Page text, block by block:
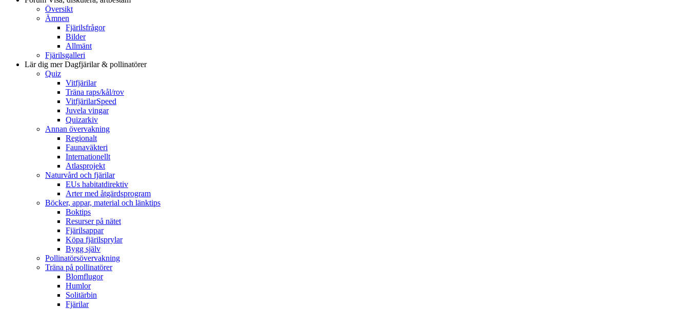
Översikt
Ämnen
Fjärilsfrågor
Bilder
Allmänt
Fjärilsgalleri
Lär dig merDagfjärilar & pollinatörer
Quiz
Vitfjärilar
Träna raps/kål/rov
VitfjärilarSpeed
Juvela vingar
Quizarkiv
Annan övervakning
Regionalt
Faunaväkteri
Internationellt
Atlasprojekt
Naturvård och fjärilar
EUs habitatdirektiv
Arter med åtgärdsprogram
Böcker, appar, material och länktips
Boktips
Resurser på nätet
Fjärilsappar
Köpa fjärilsprylar
Bygg själv
Pollinatörsövervakning
Träna på pollinatörer
Blomflugor
Humlor
Solitärbin
Fjärilar